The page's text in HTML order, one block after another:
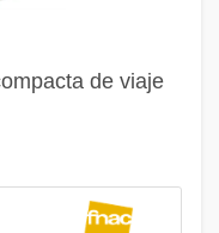
de viaje